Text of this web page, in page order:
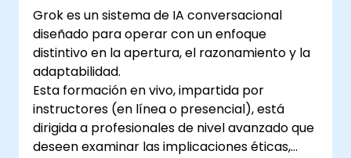
Grok es un sistema de IA conversacional
diseñado para operar con un enfoque
distintivo en la apertura, el razonamiento y la
adaptabilidad.
Esta formación en vivo, impartida por
instructores (en línea o presencial), está
dirigida a profesionales de nivel avanzado que
deseen examinar las implicaciones éticas,